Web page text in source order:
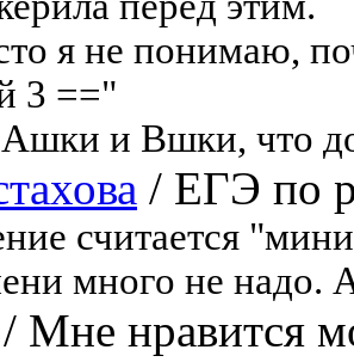
я не понимаю,
3 =="
Ашки и Вшки, что
/ ЕГЭ по
считается
много не надо.
/ Мне нравится